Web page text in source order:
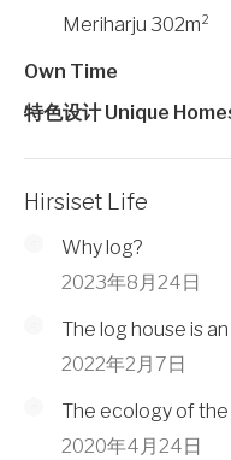
Meriharju 302m²
Own Time
特色设计 Unique
Hirsiset Life
Why log?
2023年8月24日
The log house is
2022年2月7日
The ecology of the
2020年4月24日